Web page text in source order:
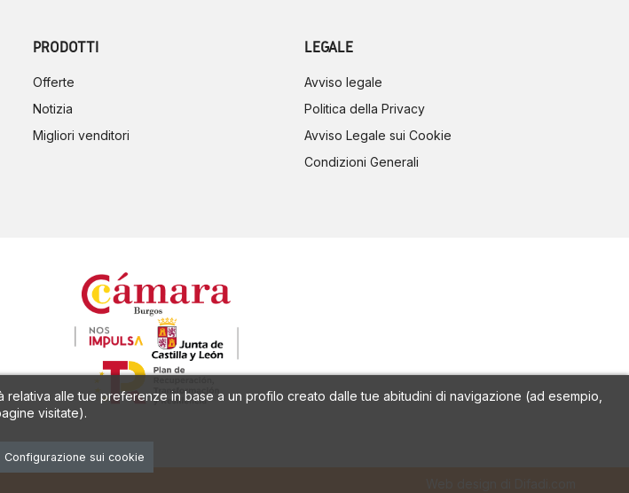
alle tue preferenze in base a un profilo creato dalle tue abitudini di navigazione (ad esempio,
visitate).
Configurazione sui cookie
PRODOTTI
Offerte
Notizia
Migliori venditori
LEGALE
Avviso legale
Politica della Privacy
Avviso Legale sui Cookie
Condizioni Generali